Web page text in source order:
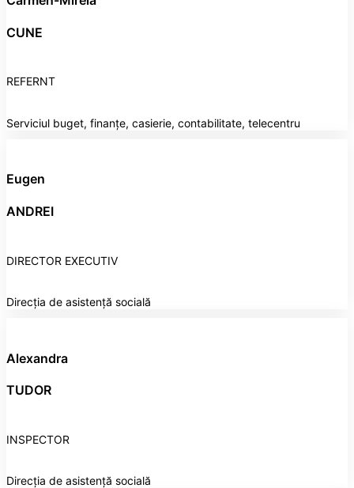
CUNE
REFERNT
Serviciul buget, finanțe, casierie, contabilitate, telecentru
Eugen
ANDREI
DIRECTOR EXECUTIV
Direcția de asistență socială
Alexandra
TUDOR
INSPECTOR
Direcția de asistență socială